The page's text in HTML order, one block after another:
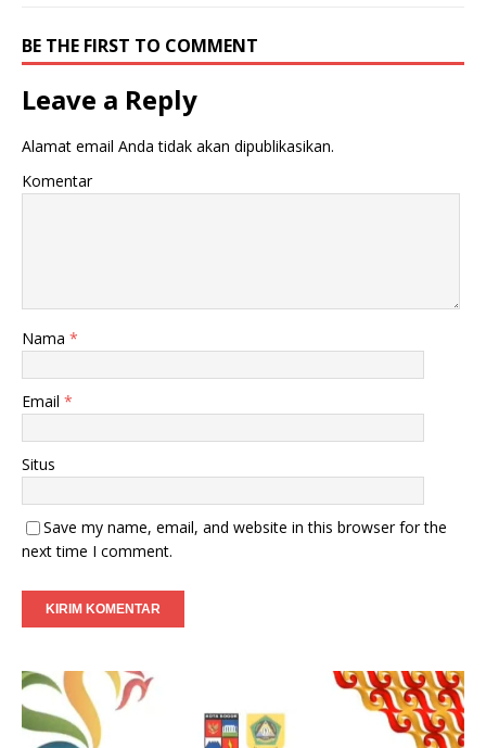
BE THE FIRST TO COMMENT
Leave a Reply
Alamat email Anda tidak akan dipublikasikan.
Komentar
Nama *
Email *
Situs
Save my name, email, and website in this browser for the
next time I comment.